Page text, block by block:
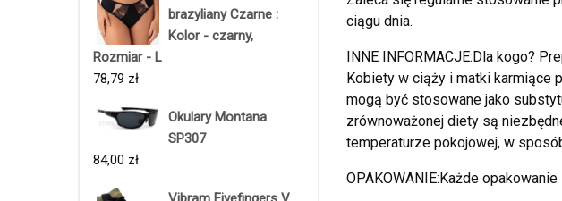
brazyliany Czarne :
Kolor - czarny,
Rozmiar - L
78,79 zł
Okulary Montana
SP307
84,00 zł
ciągu dnia.
INNE INFORMACJE:Dla kogo?
Kobiety w ciąży i matki karmiące
mogą być stosowane jako
zrównoważonej diety są
temperaturze pokojowej, w
OPAKOWANIE:Każde